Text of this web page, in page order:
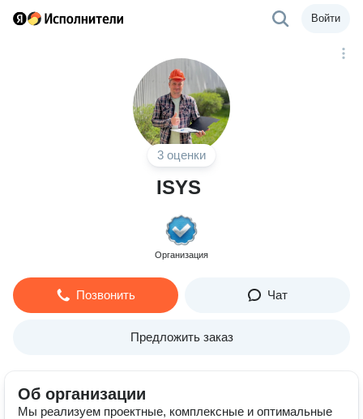
Войти
3 оценки
ISYS
Организация
Позвонить Чат
Предложить заказ
Об организации
Мы реализуем проектные, комплексные и оптимальные